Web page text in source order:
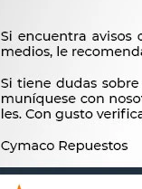
SANTANA QUANTUM
PALETA -
$